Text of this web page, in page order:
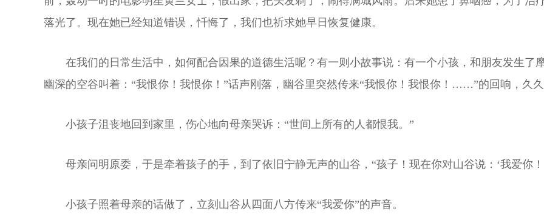
落光了。现在她已经知道错误，忏悔了，我们也祈求她早日恢复健康。
在我们的日常生活中，如何配合因果的道德生活呢？有一则小故事说：有一个小孩，和朋友发生了
幽深的空谷叫着：“我恨你！我恨你！”话声刚落，幽谷里突然传来“我恨你！我恨你！……”的回响，久久
小孩子沮丧地回到家里，伤心地向母亲哭诉：“世间上所有的人都恨我。”
母亲问明原委，于是牵着孩子的手，到了依旧宁静无声的山谷，“孩子！现在你对山谷说：‘我爱你！
小孩子照着母亲的话做了，立刻山谷从四面八方传来“我爱你”的声音。